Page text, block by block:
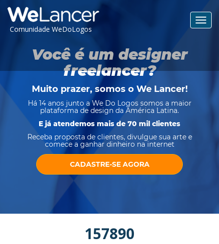
Comunidade WeDoLogos
Você é um designer
freelancer?
Muito prazer, somos o We Lancer!
Há 14 anos junto a We Do Logos somos a maior
plataforma de design da América Latina.
E já atendemos mais de 70 mil clientes
Receba proposta de clientes, divulgue sua arte e
comece a ganhar dinheiro na internet
CADASTRE-SE AGORA
157890